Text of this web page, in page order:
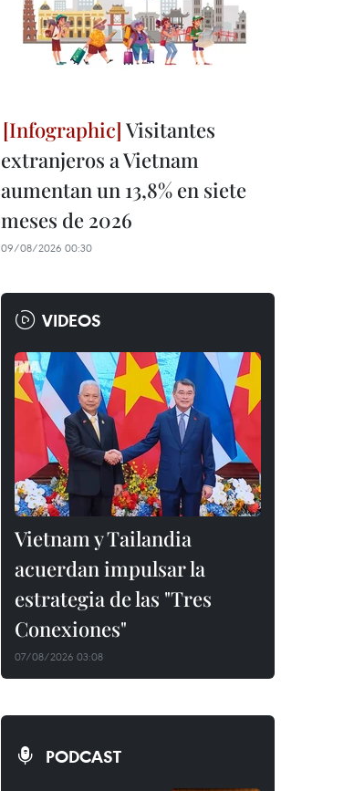
Visitantes
extranjeros a Vietnam
aumentan un 13,8% en siete
meses de 2026
09/08/2026 00:30
VIDEOS
Vietnam y Tailandia
acuerdan impulsar la
estrategia de las "Tres
Conexiones"
07/08/2026 03:08
PODCAST